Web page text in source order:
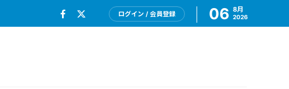
ログイン / 会員登録 06 8月
2026